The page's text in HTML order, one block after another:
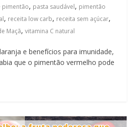
pimentão, pasta saudável, pimentão
, receita low carb, receita sem açúcar,
Maçã,vitamina C natural
e benefícios para imunidade,
que o pimentão vermelho pode